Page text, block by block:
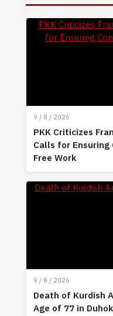
9 / 8 / 2026
PKK Criticizes
Calls for Ensuring
Free Work
9 / 8 / 2026
Death of Kurdish
Age of 77 in Duhok